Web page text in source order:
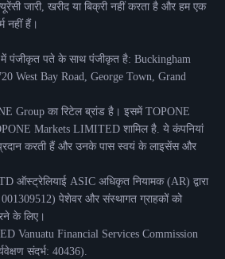
जारी, खरीद या बिक्री नहीं करता है और हम एक
नहीं हैं।
में पंजीकृत पते के साथ पंजीकृत है: Buckingham
West Bay Road, George Town, Grand
Group का रिटेल ब्रांड है। इसमें TOPONE
Markets LIMITED शामिल है. ये कंपनियां
करती हैं और उनके पास स्वयं के लाइसेंस और
ऑस्ट्रेलियाई ASIC अधिकृत नियामक (AR) द्वारा
001309512) पेशेवर और संस्थागत ग्राहकों को
के लिए।
Vanuatu Financial Services Commission
संदर्भ: 40436).